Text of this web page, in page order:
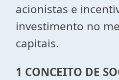
acionistas e
investimento no
capitais.
1 CONCEITO DE